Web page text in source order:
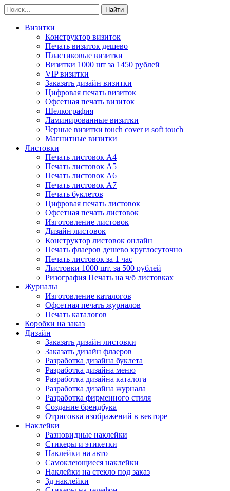
Визитки
Конструктор визиток
Печать визиток дешево
Пластиковые визитки
Визитки 1000 шт за 1450 рублей
VIP визитки
Заказать дизайн визитки
Цифровая печать визиток
Офсетная печать визиток
Шелкография
Ламинированные визитки
Черные визитки touch cover и soft touch
Магнитные визитки
Листовки
Печать листовок А4
Печать листовок А5
Печать листовок А6
Печать листовок А7
Печать буклетов
Цифровая печать листовок
Офсетная печать листовок
Изготовление листовок
Дизайн листовок
Конструктор листовок онлайн
Печать флаеров дешево круглосуточно
Печать листовок за 1 час
Листовки 1000 шт. за 500 рублей
Ризография Печать на ч/б листовках
Журналы
Изготовление каталогов
Офсетная печать журналов
Печать каталогов
Коробки на заказ
Дизайн
Заказать дизайн листовки
Заказать дизайн флаеров
Разработка дизайна буклета
Разработка дизайна меню
Разработка дизайна каталога
Разработка дизайна журнала
Разработка фирменного стиля
Создание брендбука
Отрисовка изображений в векторе
Наклейки
Разновидные наклейки
Стикеры и этикетки
Наклейки на авто
Самоклеющиеся наклейки
Наклейки на стекло под заказ
3д наклейки